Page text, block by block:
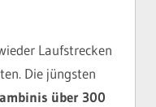
Laufstrecken
Die jüngsten
über 300